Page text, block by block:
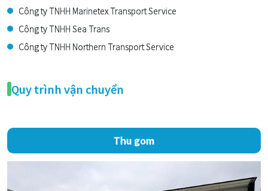
Công ty TNHH Marinetex Transport Service
Công ty TNHH Sea Trans
Công ty TNHH Northern Transport Service
Quy trình vận chuyển
Thu gom